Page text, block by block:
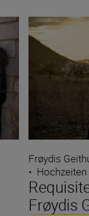
Frøydis
• Hochzeiten
Frøydis